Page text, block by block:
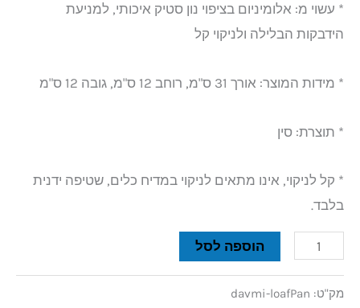
* עשוי מ: אלומיניום בציפוי נון סטיק איכותי, למניעת
הידבקות הבלילה ולניקוי קל
* מידות המוצר: אורך 31 ס"מ, רוחב 12 ס"מ, גובה 12 ס"מ
* תוצרת: סין
* קל לניקוי, אינו מתאים לניקוי במדיח כלים, שטיפה ידנית
בלבד.
הוספה לסל
מק"ט: davmi-loafPan